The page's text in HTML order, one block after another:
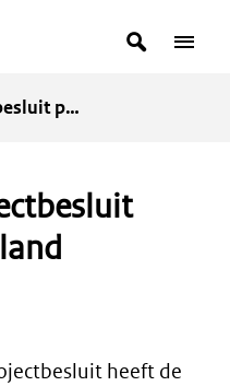
Zoeken Menu
Werkplaats projectbesluit provincie Gelderland
heeft de